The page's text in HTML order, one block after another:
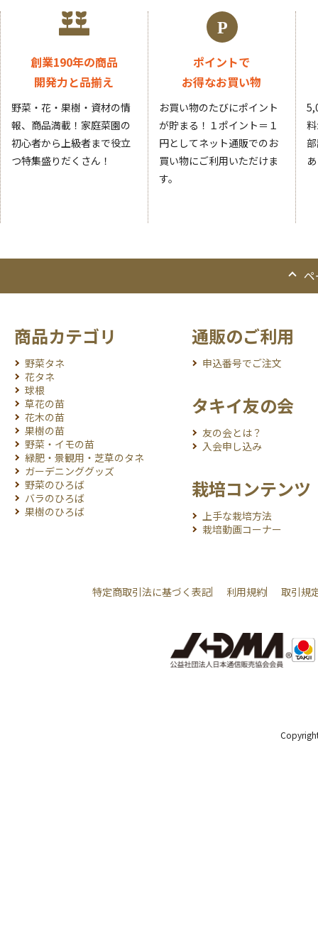
創業190年の商品
開発力と品揃え
野菜・花・果樹・資材の情
報、商品満載！家庭菜園の
初心者から上級者まで役立
つ特集盛りだくさん！
ポイントで
お得なお買い物
お買い物のたびにポイント
が貯まる！１ポイント＝１
円としてネット通販でのお
買い物にご利用いただけま
す。
商品カテゴリ
野菜タネ
花タネ
球根
草花の苗
花木の苗
果樹の苗
野菜・イモの苗
緑肥・景観用・芝草のタネ
ガーデニンググッズ
野菜のひろば
バラのひろば
果樹のひろば
通販のご利用
申込番号でご注文
タキイ友の会
友の会とは？
入会申し込み
栽培コンテンツ
上手な栽培方法
栽培動画コーナー
特定商取引法に基づく表記 利用規約 取引規